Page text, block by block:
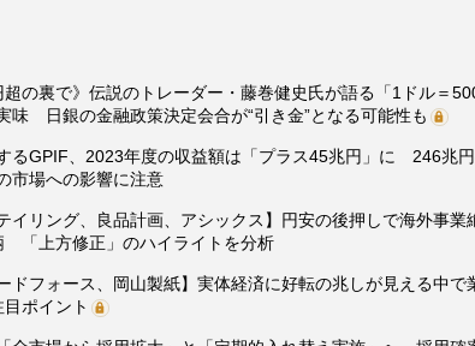
超の裏で》伝説のトレーダー・藤巻健史氏が語る「1ドル＝
味 日銀の金融政策決定会合が“引き金”となる可能性も
るGPIF、2023年度の収益額は「プラス45兆円」に 246兆
市場への影響に注意
イリング、良品計画、アシックス】円安の後押しで海外事業
「上方修正」のハイライトを分析
ドフォース、岡山製紙】実体経済に好転の兆しが見える中で
ポイント